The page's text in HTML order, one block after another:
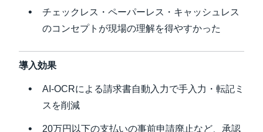
チェックレス・ペーパーレス・キャッシュレス
のコンセプトが現場の理解を得やすかった
導入効果
AI-OCRによる請求書自動入力で手入力・転記ミ
スを削減
20万円以下の支払いの事前申請廃止など、承認